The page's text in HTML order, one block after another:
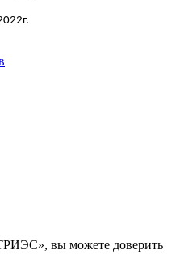
вы можете доверить